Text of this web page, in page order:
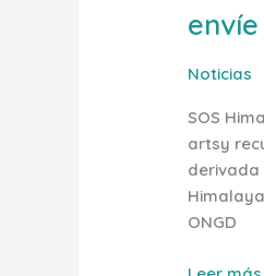
Noticias
SOS
artsy
derivada
ONGD
ayuda
del
España